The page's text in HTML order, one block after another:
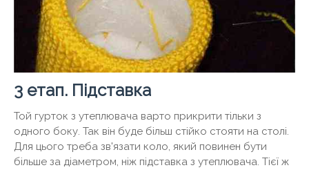
3 етап. Підставка
Той гурток з утеплювача варто прикрити тільки з
одного боку. Так він буде більш стійко стояти на столі.
Для цього треба зв'язати коло, який повинен бути
більше за діаметром, ніж підставка з утеплювача. Тієї ж